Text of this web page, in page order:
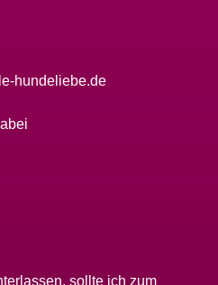
hundeliebe.de
sollte ich zum